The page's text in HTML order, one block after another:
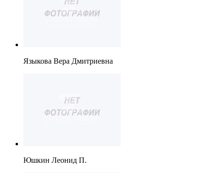
Языкова Вера Дмитриевна
Юшкин Леонид П.